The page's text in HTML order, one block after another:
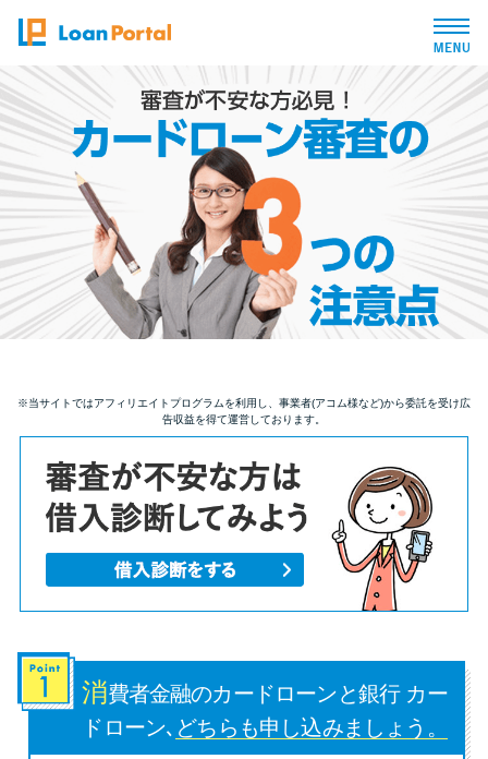
トップページ
おすすめコンテンツ
総合人気ランキング
とにかくすぐ借りたい方向け
審査が不安な方向け
便利なコンテンツ
カードローン診断
特集ページ
リボ払いをそのまま払いきると
※当サイトではアフィリエイトプログラムを利用し、事業者(アコム様など)から委託を受け広
告収益を得て運営しております。
消費者金融のカードローンと銀行 カー
ドローン､ どちらも申し込みましょう。